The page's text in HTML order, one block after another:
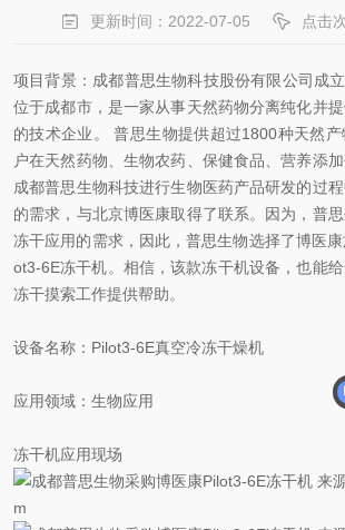
更新时间：2022-07-05 点击
项目背景：成都普思生物科技股份有限公司成
位于成都市，是一家从事天然药物分离纯化并
的技术企业。 普思生物提供超过1800种天然
户在天然药物、生物农药、保健食品、营养添加
成都普思生物科技进行生物医药产品研发的过
的需求，与北京博医康取得了联系。因为，普
冻干应用的需求，因此，普思生物选择了博医
ot3-6E冻干机。相信，该款冻干机设备，也能
冻干摸索工作提供帮助。
设备名称：Pilot3-6E真空冷冻干燥机
应用领域：生物应用
冻干机应用现场